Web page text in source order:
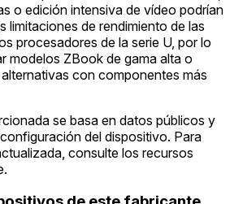
o edición intensiva de vídeo podrían
limitaciones de rendimiento de las
procesadores de la serie U, por lo
modelos ZBook de gama alta o
con componentes más
se basa en datos públicos y
del dispositivo. Para
consulte los recursos